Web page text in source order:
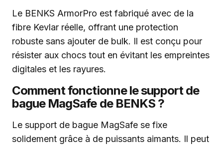
Le BENKS ArmorPro est fabriqué avec de la
fibre Kevlar réelle, offrant une protection
robuste sans ajouter de bulk. Il est conçu pour
résister aux chocs tout en évitant les empreintes
digitales et les rayures.
Comment fonctionne le support de
bague MagSafe de BENKS ?
Le support de bague MagSafe se fixe
solidement grâce à de puissants aimants. Il peut